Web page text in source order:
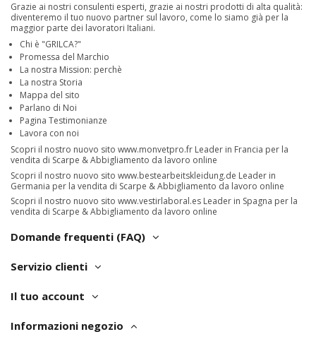
Grazie ai nostri consulenti esperti, grazie ai nostri prodotti di alta qualità:
diventeremo il tuo nuovo partner sul lavoro, come lo siamo già per la
maggior parte dei lavoratori Italiani.
Chi è "GRILCA?"
Promessa del Marchio
La nostra Mission: perchè
La nostra Storia
Mappa del sito
Parlano di Noi
Pagina Testimonianze
Lavora con noi
Scopri il nostro nuovo sito www.monvetpro.fr Leader in Francia per la
vendita di Scarpe & Abbigliamento da lavoro online
Scopri il nostro nuovo sito www.bestearbeitskleidung.de Leader in
Germania per la vendita di Scarpe & Abbigliamento da lavoro online
Scopri il nostro nuovo sito www.vestirlaboral.es Leader in Spagna per la
vendita di Scarpe & Abbigliamento da lavoro online
Domande frequenti (FAQ)
Servizio clienti
Il tuo account
Informazioni negozio